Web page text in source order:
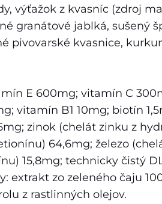
výťažok z kvasníc (zdroj
granátové jablká, sušený
pivovarské kvasnice,
E 600mg; vitamín C
vitamín B1 10mg; biotín
zinok (chelát zinku z
64,6mg; železo
15,8mg; technicky čistý
extrakt zo zeleného čaju
z rastlinných olejov.